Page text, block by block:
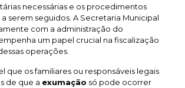
necessárias e os procedimentos
serem seguidos. A Secretaria Municipal
com a administração do
um papel crucial na fiscalização
operações.
que os familiares ou responsáveis legais
de que a exumação só pode ocorrer